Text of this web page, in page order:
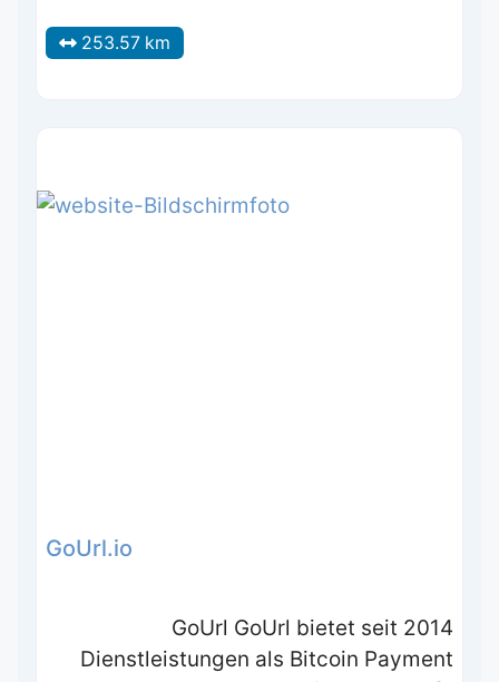
253.57 km
GoUrl.io
GoUrl GoUrl bietet seit 2014
Dienstleistungen als Bitcoin Payment